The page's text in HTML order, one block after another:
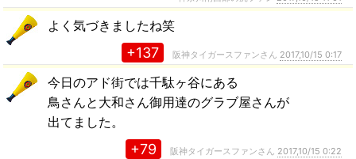
よく気づきましたね笑
+137 阪神タイガースファンさん 2017,10/15 0:17
今日のアド街では千駄ヶ谷にある
鳥さんと大和さん御用達のグラブ屋さんが
出てました。
+79 阪神タイガースファンさん 2017,10/15 0:22